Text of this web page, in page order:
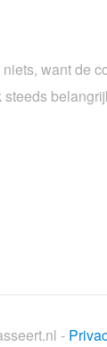
want de
-